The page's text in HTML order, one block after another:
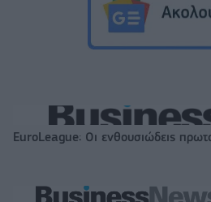
EuroLeague: Οι ενθουσιώδεις